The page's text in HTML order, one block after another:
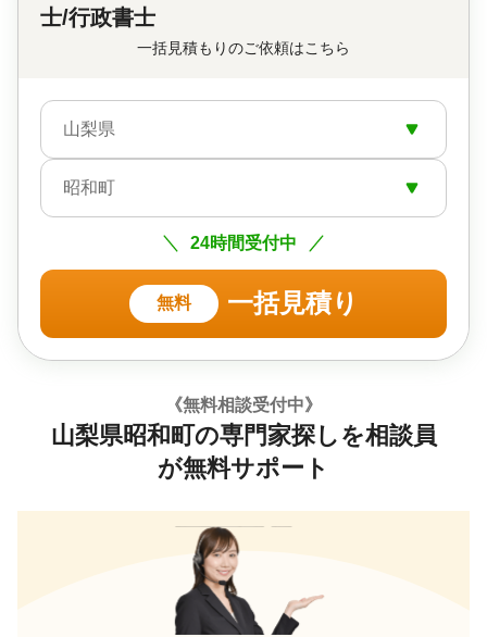
士/行政書士
一括見積もりのご依頼はこちら
山梨県
昭和町
24時間受付中
無料 一括見積り
《無料相談受付中》
山梨県昭和町の専門家探しを相談員
が無料サポート